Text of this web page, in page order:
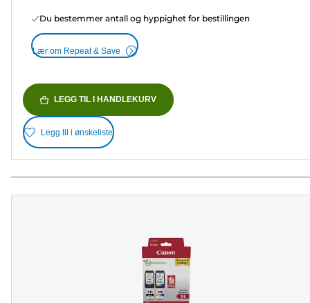
Du bestemmer antall og hyppighet for bestillingen
Lær om Repeat & Save
LEGG TIL I HANDLEKURV
Legg til i ønskeliste